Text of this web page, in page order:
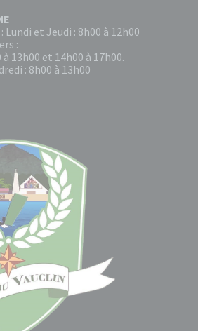
et Jeudi : 8h00 à 12h00
:
13h00 et 14h00 à 17h00.
: 8h00 à 13h00